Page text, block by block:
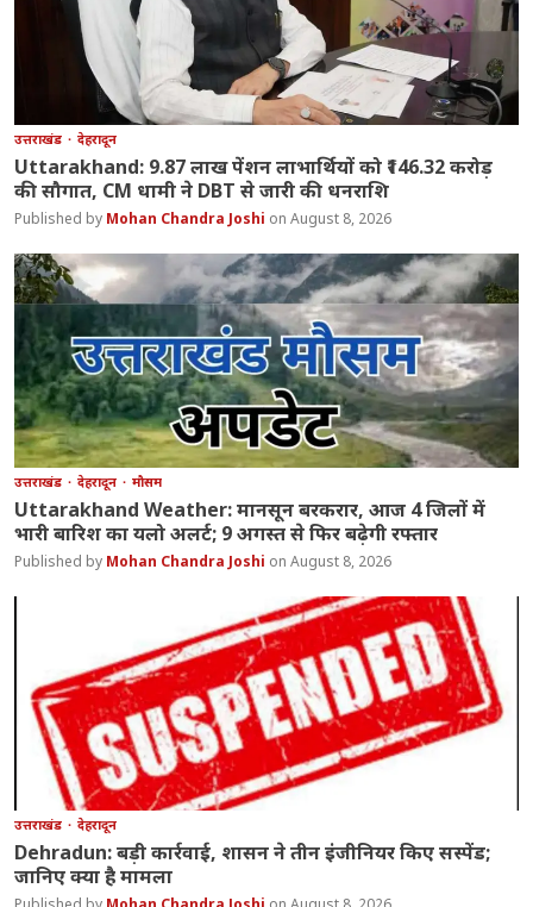
उत्तराखंड देहरादून
Uttarakhand: 9.87 लाख पेंशन लाभार्थियों को ₹146.32 करोड़
की सौगात, CM धामी ने DBT से जारी की धनराशि
Mohan Chandra Joshi August 8, 2026
उत्तराखंड देहरादून मौसम
Uttarakhand Weather: मानसून बरकरार, आज 4 जिलों में
भारी बारिश का यलो अलर्ट; 9 अगस्त से फिर बढ़ेगी रफ्तार
Mohan Chandra Joshi August 8, 2026
उत्तराखंड देहरादून
Dehradun: बड़ी कार्रवाई, शासन ने तीन इंजीनियर किए सस्पेंड;
जानिए क्या है मामला